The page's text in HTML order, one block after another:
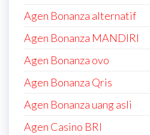
Agen Bonanza alternatif
Agen Bonanza MANDIRI
Agen Bonanza ovo
Agen Bonanza Qris
Agen Bonanza uang asli
Agen Casino BRI